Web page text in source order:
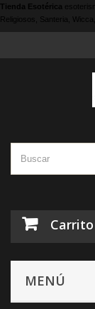
Tienda Esotérica
Religiosos, Santeria,
Carrito
MENÚ